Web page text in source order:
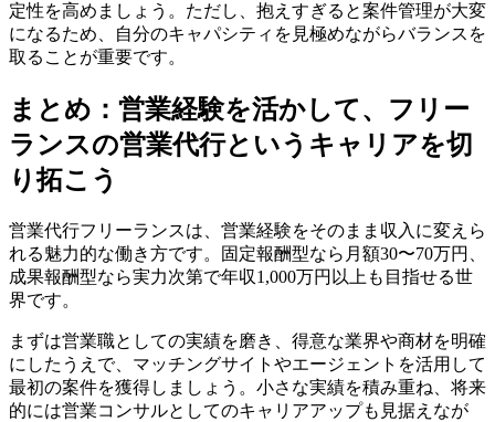
定性を高めましょう。ただし、抱えすぎると案件管理が大変
になるため、自分のキャパシティを見極めながらバランスを
取ることが重要です。
まとめ：営業経験を活かして、フリー
ランスの営業代行というキャリアを切
り拓こう
営業代行フリーランスは、営業経験をそのまま収入に変えら
れる魅力的な働き方です。固定報酬型なら月額30〜70万円、
成果報酬型なら実力次第で年収1,000万円以上も目指せる世
界です。
まずは営業職としての実績を磨き、得意な業界や商材を明確
にしたうえで、マッチングサイトやエージェントを活用して
最初の案件を獲得しましょう。小さな実績を積み重ね、将来
的には営業コンサルとしてのキャリアアップも見据えなが